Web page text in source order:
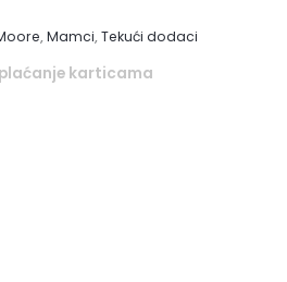
,Mamci,Tekući dodaci
karticama